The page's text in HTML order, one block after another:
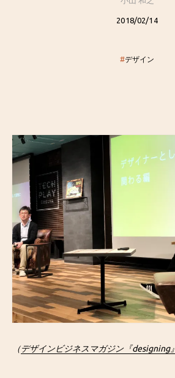
2018/02/14
#デザイン
（デザインビジネスマガジン『designing』